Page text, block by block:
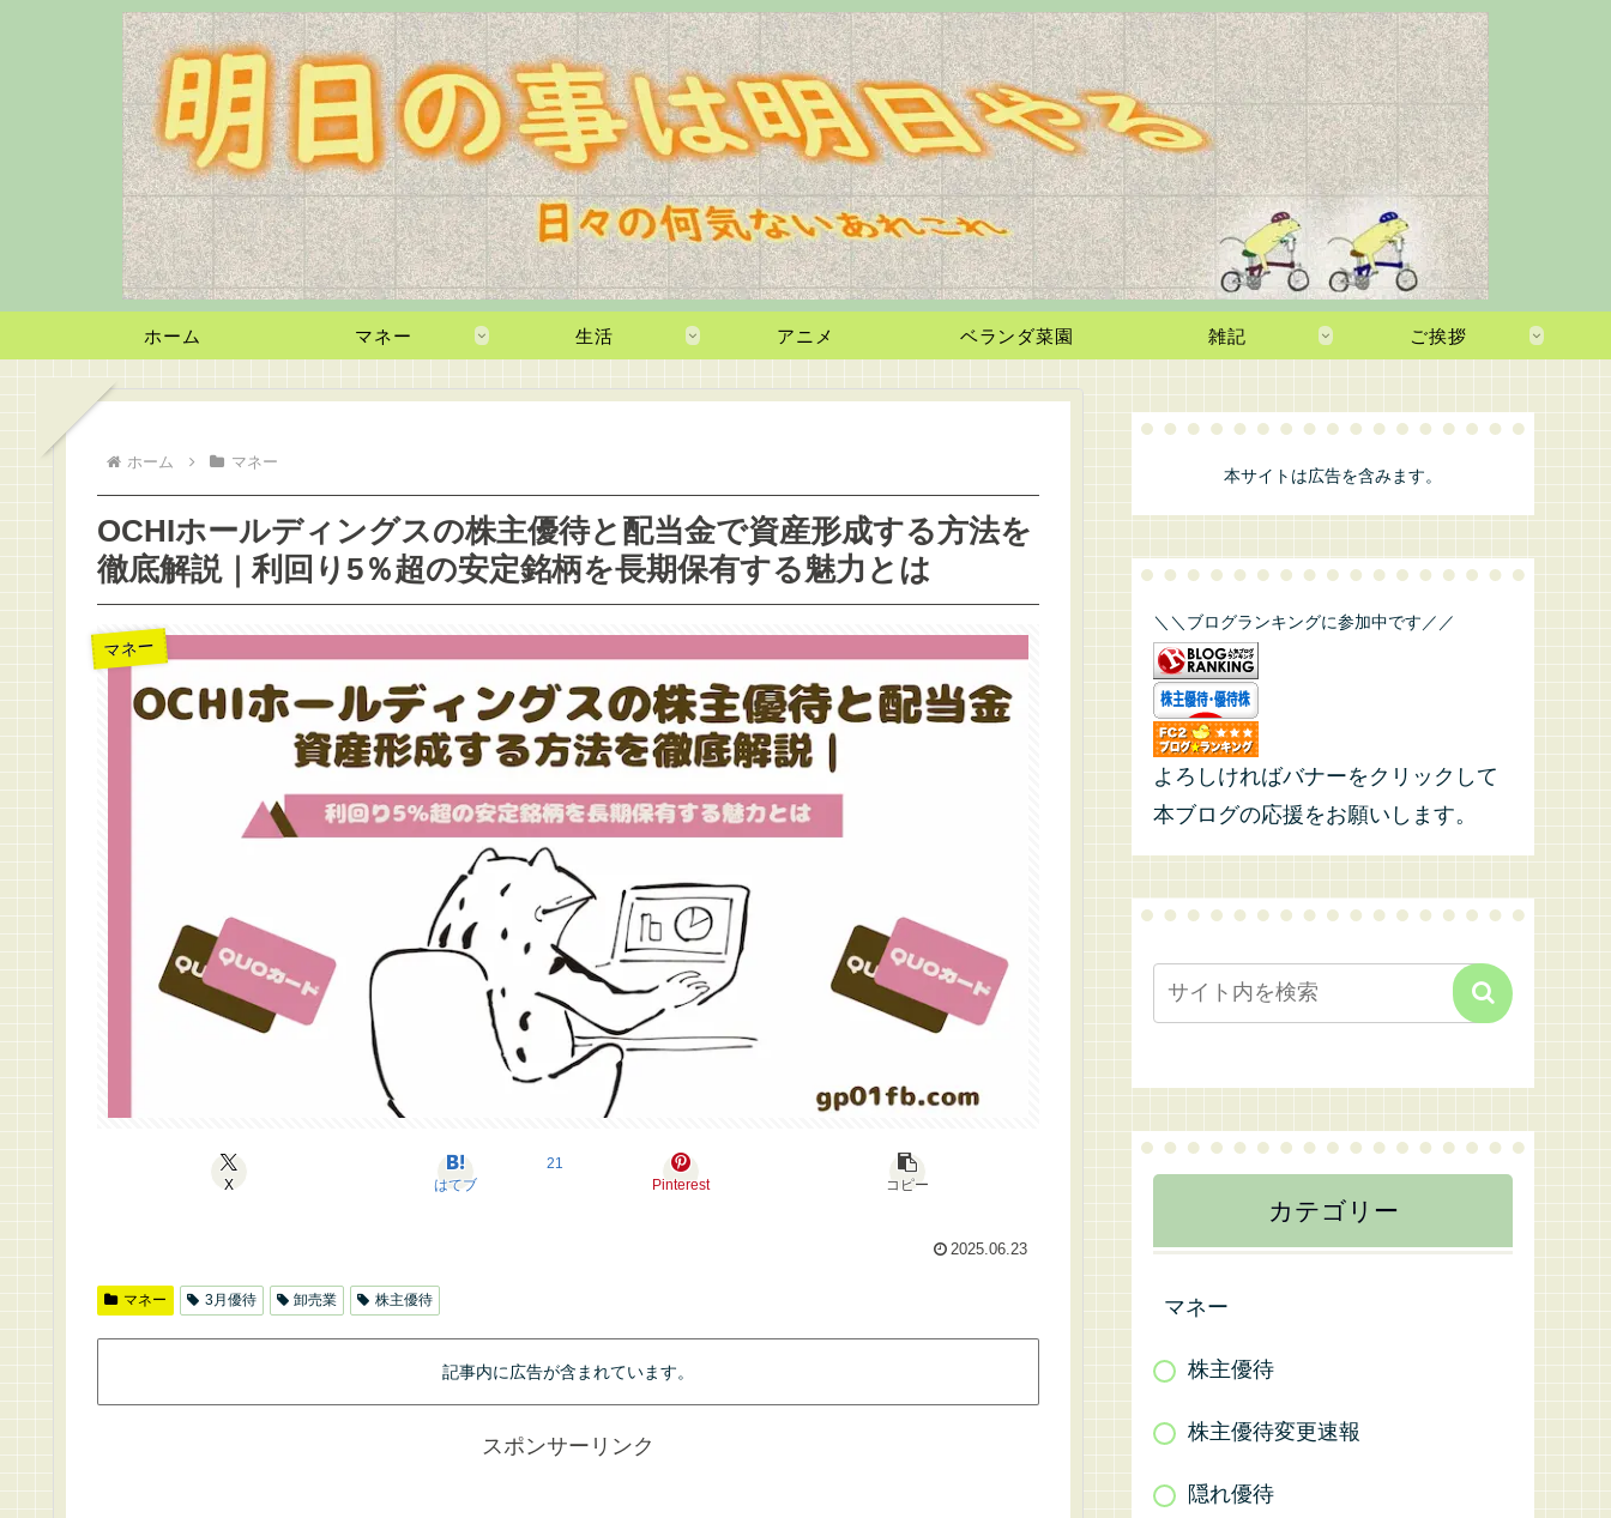
ホーム マネー 生活 アニメ ベランダ菜園 雑記 ご挨拶
ホーム マネー
OCHIホールディングスの株主優待と配当金で資産形成する方法を
徹底解説｜利回り5％超の安定銘柄を長期保有する魅力とは
マネー
X はてブ
21
Pinterest
コピー
2025.06.23
マネー 3月優待 卸売業 株主優待
記事内に広告が含まれています。
スポンサーリンク
本サイトは広告を含みます。
＼＼ブログランキングに参加中です／／
よろしければバナーをクリックして
本ブログの応援をお願いします。
カテゴリー
マネー
株主優待
株主優待変更速報
隠れ優待